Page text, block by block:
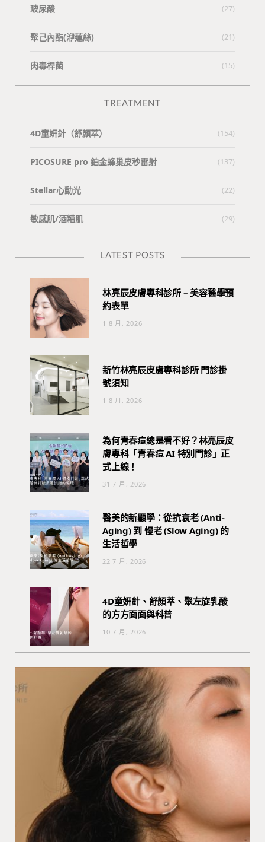
玻尿酸 (27)
聚己內酯(洢蓮絲) (21)
肉毒桿菌 (15)
TREATMENT
4D童妍針（舒顏萃） (154)
PICOSURE pro 鉑金蜂巢皮秒雷射 (137)
Stellar心動光 (22)
敏感肌/酒糟肌 (29)
LATEST POSTS
林亮辰皮膚專科診所 – 美容醫學預
約表單
1 8 月, 2026
新竹林亮辰皮膚專科診所 門診掛
號須知
1 8 月, 2026
為何青春痘總是看不好？林亮辰皮
膚專科「青春痘 AI 特別門診」正
式上線！
31 7 月, 2026
醫美的新顯學：從抗衰老 (Anti-
Aging) 到 慢老 (Slow Aging) 的
生活哲學
22 7 月, 2026
4D童妍針、舒顏萃、聚左旋乳酸
的方方面面與科普
10 7 月, 2026